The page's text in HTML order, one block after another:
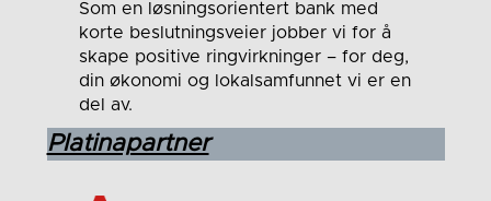
Som en løsningsorientert bank med
korte beslutningsveier jobber vi for å
skape positive ringvirkninger – for deg,
din økonomi og lokalsamfunnet vi er en
del av.
Platinapartner